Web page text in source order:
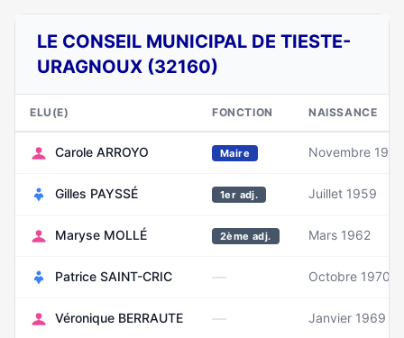
LE CONSEIL MUNICIPAL DE TIESTE-
URAGNOUX (32160)
ELU(E) FONCTION NAISSANCE
Carole ARROYO Maire Novembre 1979
Gilles PAYSSÉ 1er adj. Juillet 1959
Maryse MOLLÉ 2ème adj. Mars 1962
Patrice SAINT-CRIC — Octobre 1970
Véronique BERRAUTE — Janvier 1969